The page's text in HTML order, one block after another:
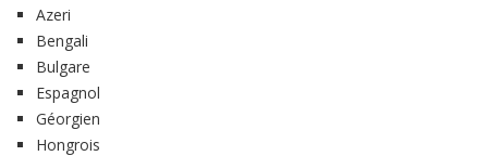
Azeri
Bengali
Bulgare
Espagnol
Géorgien
Hongrois